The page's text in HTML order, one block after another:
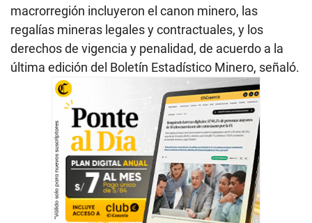
macrorregión incluyeron el canon minero, las
regalías mineras legales y contractuales, y los
derechos de vigencia y penalidad, de acuerdo a la
última edición del Boletín Estadístico Minero, señaló.